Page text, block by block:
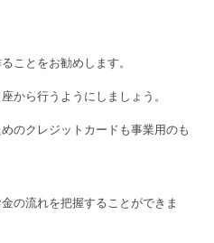
ことをお勧めします。
から行うようにしましょう。
のクレジットカードも事業用のも
の流れを把握することができま